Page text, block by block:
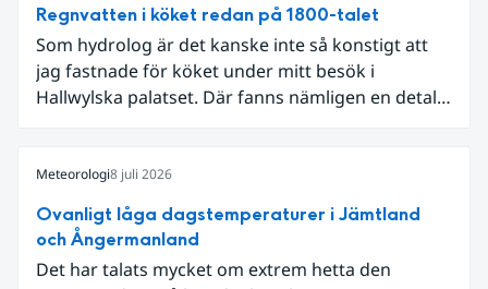
Regnvatten i köket redan på 1800-talet
Som hydrolog är det kanske inte så konstigt att
jag fastnade för köket under mitt besök i
Hallwylska palatset. Där fanns nämligen en detalj
Meteorologi8 juli 2026
Ovanligt låga dagstemperaturer i Jämtland
och Ångermanland
Det har talats mycket om extrem hetta den